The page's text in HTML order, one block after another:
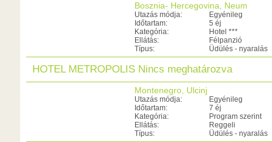
Bosznia- Hercegovina, Neum
Utazás módja:
Egyénileg
Időtartam:
5 éj
Kategória:
Hotel ***
Ellátás:
Félpanzió
Típus:
Üdülés - nyaralás
HOTEL METROPOLIS Nincs meghatározva
Montenegro, Ulcinj
Utazás módja:
Egyénileg
Időtartam:
7 éj
Kategória:
Program szerint
Ellátás:
Reggeli
Típus:
Üdülés - nyaralás